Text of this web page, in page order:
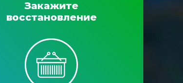
Закажите
восстановление